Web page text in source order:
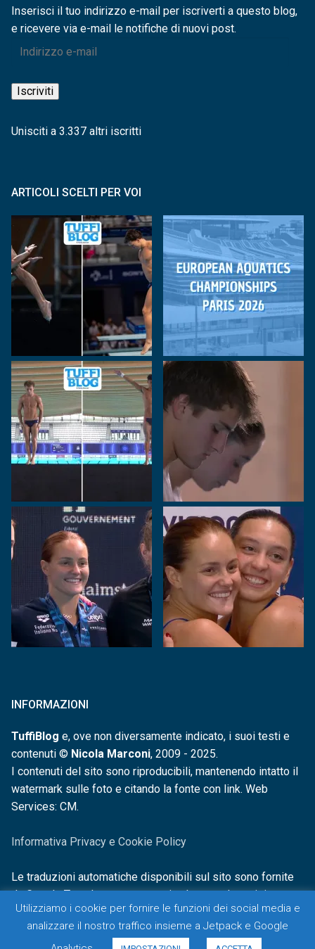
Inserisci il tuo indirizzo e-mail per iscriverti a questo blog,
e ricevere via e-mail le notifiche di nuovi post.
Indirizzo
mail
Iscriviti
Unisciti a 3.337 altri iscritti
ARTICOLI SCELTI PER VOI
INFORMAZIONI
TuffiBlog e, ove non diversamente indicato, i suoi testi e
contenuti © Nicola Marconi, 2009 - 2025.
I contenuti del sito sono riproducibili, mantenendo intatto il
watermark sulle foto e citando la fonte con link. Web
Services: CM.
Informativa Privacy e Cookie Policy
Le traduzioni automatiche disponibili sul sito sono fornite
da Google Translate e non sono in alcun modo revisionate o
controllate.
Utilizziamo i cookie per fornire le funzioni dei social media e
analizzare il nostro traffico insieme a Jetpack e Google